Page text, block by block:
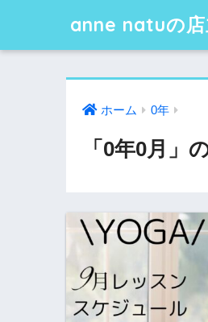
anne natuの
ホーム 0年
「0年0月」